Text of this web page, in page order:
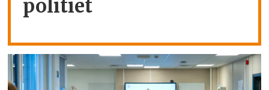
politiet